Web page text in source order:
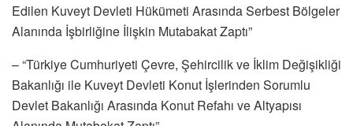
Edilen Kuveyt Devleti Hükümeti Arasında Serbest Bölgeler
Alanında İşbirliğine İlişkin Mutabakat Zaptı”
– “Türkiye Cumhuriyeti Çevre, Şehircilik ve İklim Değişikliği
Bakanlığı ile Kuveyt Devleti Konut İşlerinden Sorumlu
Devlet Bakanlığı Arasında Konut Refahı ve Altyapısı